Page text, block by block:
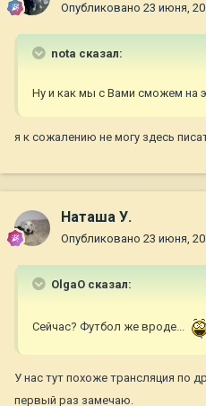
Опубликовано 23 июня,
nota сказал:
Ну и как мы с Вами сможем на
я к сожалению не могу здесь
Наташа У.
Опубликовано 23 июня,
OlgaO сказал:
Сейчас? Футбол же вроде...
У нас тут похоже трансляция по
первый раз замечаю.